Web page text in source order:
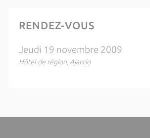
RENDEZ-VOUS
Jeudi 19 novembre 2009
Hôtel de région, Ajaccio